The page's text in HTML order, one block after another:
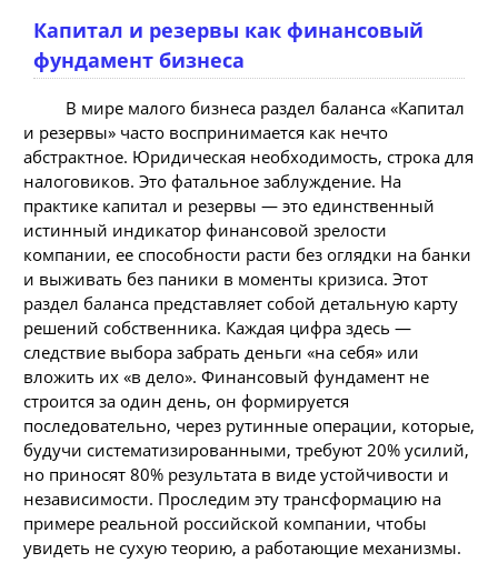
Капитал и резервы как финансовый
фундамент бизнеса
В мире малого бизнеса раздел баланса «Капитал
и резервы» часто воспринимается как нечто
абстрактное. Юридическая необходимость, строка для
налоговиков. Это фатальное заблуждение. На
практике капитал и резервы — это единственный
истинный индикатор финансовой зрелости
компании, ее способности расти без оглядки на банки
и выживать без паники в моменты кризиса. Этот
раздел баланса представляет собой детальную карту
решений собственника. Каждая цифра здесь —
следствие выбора забрать деньги «на себя» или
вложить их «в дело». Финансовый фундамент не
строится за один день, он формируется
последовательно, через рутинные операции, которые,
будучи систематизированными, требуют 20% усилий,
но приносят 80% результата в виде устойчивости и
независимости. Проследим эту трансформацию на
примере реальной российской компании, чтобы
увидеть не сухую теорию, а работающие механизмы.